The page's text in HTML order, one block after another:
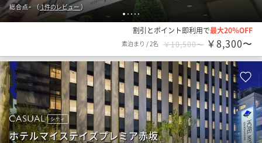
1 2 3 4 5
総合点- （1件のレビュー）
割引とポイント即利用で最大20％OFF
素泊まり /2名 ￥10,500〜 ￥8,300〜
シティ
ホテルマイステイズプレミア赤坂